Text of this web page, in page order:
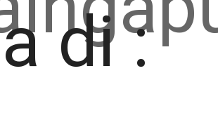
di :